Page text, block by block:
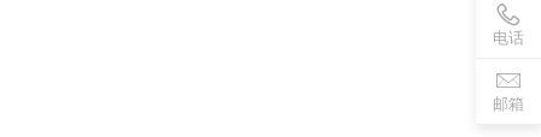
电话
邮箱